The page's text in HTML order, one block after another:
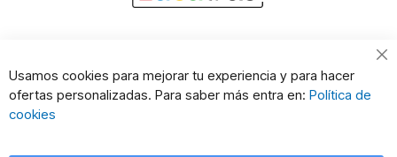
Usamos cookies para mejorar tu experiencia y para hacer
ofertas personalizadas. Para saber más entra en: Política de
cookies